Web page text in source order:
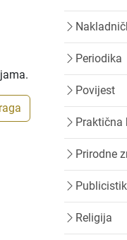
Periodika
Povijest
Praktična
Prirodne
Religija